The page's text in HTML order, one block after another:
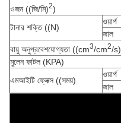
ওজন ((জি/মি)2)
টানার শক্তি ((N)
ওয়ার্প
জাল
বায়ু অনুপ্রবেশযোগ্যতা ((cm3/cm2/s)
মুলেন ফাটল (KPA)
এমআইটি ফ্লেক্স ((সময়)
ওয়ার্প
জাল